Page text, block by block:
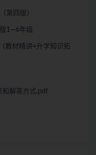
第四版）
1—6年级
教材精讲+升学知识拓
和解答方式.pdf